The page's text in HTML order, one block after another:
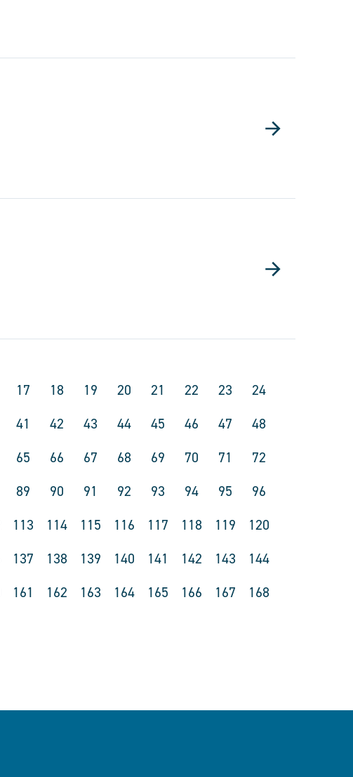
17 18 19 20 21 22 23
24
41 42 43 44 45 46 47
48
65 66 67 68 69 70 71
72
89 90 91 92 93 94 95
96
113 114 115 116 117 118 119
120
137 138 139 140 141 142 143
144
161 162 163 164 165 166 167
168